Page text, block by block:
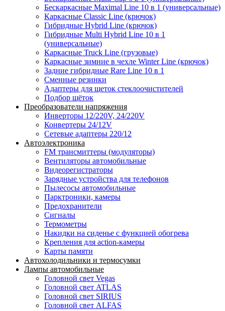
Бескаркасные Maximal Line 10 в 1 (универсальные)
Каркасные Classic Line (крючок)
Гибридные Hybrid Line (крючок)
Гибридные Multi Hybrid Line 10 в 1
(универсальные)
Каркасные Truck Line (грузовые)
Каркасные зимние в чехле Winter Line (крючок)
Задние гибридные Rare Line 10 в 1
Сменные резинки
Адаптеры для щеток стеклоочистителей
Подбор щёток
Преобразователи напряжения
Инверторы 12/220V, 24/220V
Конвертеры 24/12V
Сетевые адаптеры 220/12
Автоэлектроника
FM трансмиттеры (модуляторы)
Вентиляторы автомобильные
Видеорегистраторы
Зарядные устройства для телефонов
Пылесосы автомобильные
Парктроники, камеры
Предохранители
Сигналы
Термометры
Накидки на сиденье с функцией обогрева
Крепления для action-камеры
Карты памяти
Автохолодильники и термосумки
Лампы автомобильные
Головной свет Vegas
Головной свет ATLAS
Головной свет SIRIUS
Головной свет ALFAS